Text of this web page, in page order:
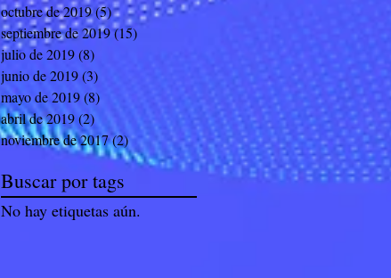
octubre de 2019(5)5 entradas
septiembre de 2019(15)
julio de 2019(8)
junio de 2019(3)
mayo de 2019(8) 8 entradas
abril de 2019(2) 2 entradas
noviembre de 2017(2)2 entradas
Buscar por tags
No hay etiquetas aún.